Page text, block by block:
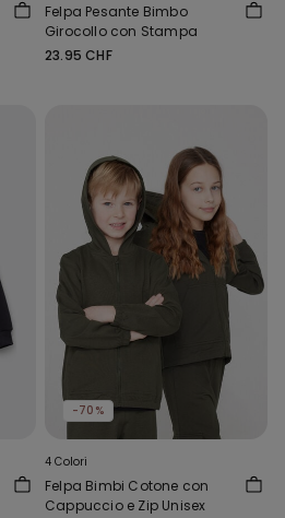
Felpa Pesante Bimbo
Girocollo con Stampa
23.95 CHF
-70%
4 Colori
Felpa Bimbi Cotone con
Cappuccio e Zip Unisex